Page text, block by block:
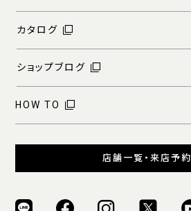
カタログ
ショップブログ
HOW TO
店舗一覧・来店予約